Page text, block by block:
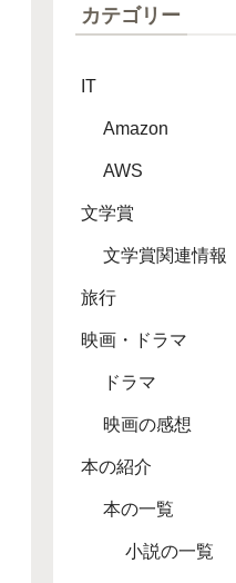
カテゴリー
IT
Amazon
AWS
文学賞
文学賞関連情報
旅行
映画・ドラマ
ドラマ
映画の感想
本の紹介
本の一覧
小説の一覧